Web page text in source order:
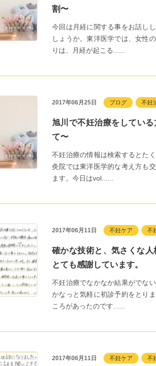
割〜
今回は月経に関する事をお話し
しょうか。東洋医学では、女性
りは、月経が起こる......
2017年06月25日 ブログ 不妊
旭川で不妊治療をしてい
て〜
不妊治療の情報は検索するとた
灸院では東洋医学的な考え方も
ます。今日はvol......
2017年06月11日 不妊ケア 不
確かな技術と、気さくな人
とても感謝しています。
不妊治療でなかなか結果がでな
かなっと気軽に初診予約をとり
ころがあったのです......
2017年06月11日 不妊ケア 不